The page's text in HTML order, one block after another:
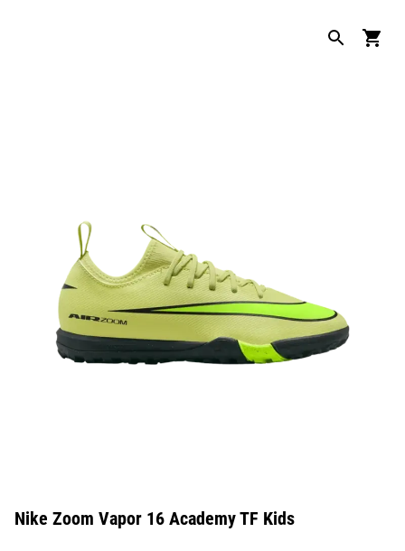
Nike Zoom Vapor 16 Academy TF Kids